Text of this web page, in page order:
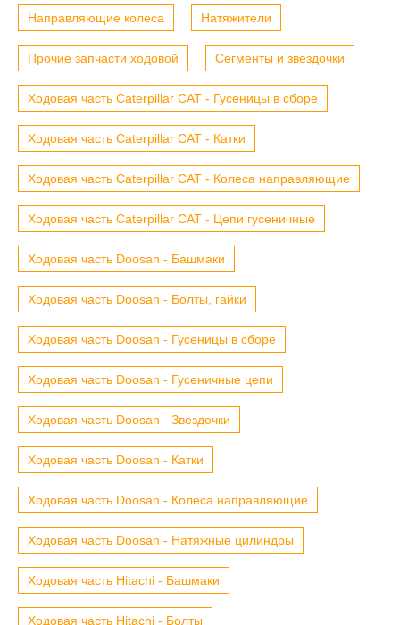
Направляющие колеса Натяжители
Прочие запчасти ходовой Сегменты и звездочки
Ходовая часть Caterpillar CAT - Гусеницы в сборе
Ходовая часть Caterpillar CAT - Катки
Ходовая часть Caterpillar CAT - Колеса направляющие
Ходовая часть Caterpillar CAT - Цепи гусеничные
Ходовая часть Doosan - Башмаки
Ходовая часть Doosan - Болты, гайки
Ходовая часть Doosan - Гусеницы в сборе
Ходовая часть Doosan - Гусеничные цепи
Ходовая часть Doosan - Звездочки
Ходовая часть Doosan - Катки
Ходовая часть Doosan - Колеса направляющие
Ходовая часть Doosan - Натяжные цилиндры
Ходовая часть Hitachi - Башмаки
Ходовая часть Hitachi - Болты